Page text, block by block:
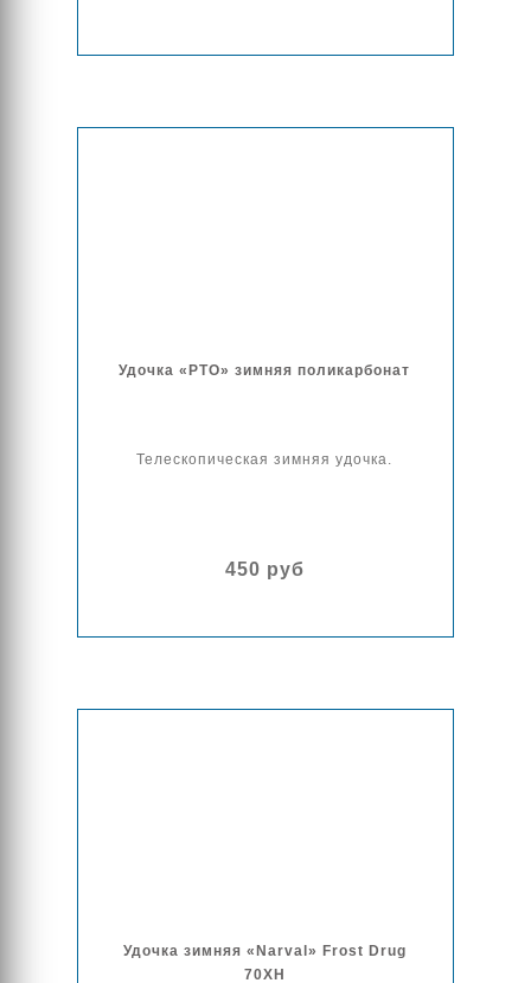
Удочка «РТО» зимняя поликарбонат
Телескопическая зимняя удочка.
450 руб
Удочка зимняя «Narval» Frost Drug
70XH